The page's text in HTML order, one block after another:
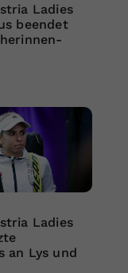
Ladies
beendet
Ladies
an Lys und